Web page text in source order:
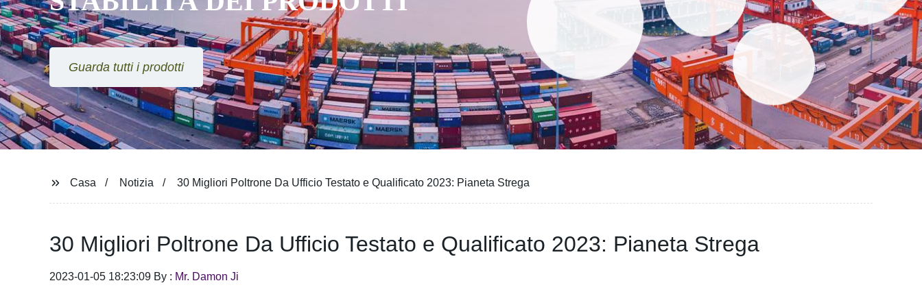
Guarda tutti i prodotti
Casa Notizia 30 Migliori Poltrone Da Ufficio Testato e Qualificato 2023: Pianeta Strega
30 Migliori Poltrone Da Ufficio Testato e Qualificato 2023: Pianeta Strega
2023-01-05 18:23:09 By : Mr. Damon Ji